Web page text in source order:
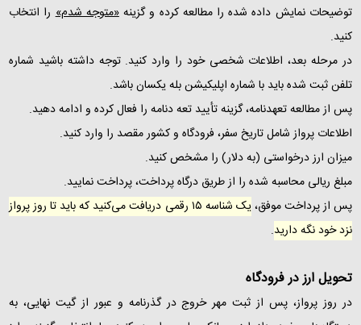
توضیحات نمایش‌ داده‌ شده را مطالعه کرده و گزینه«متوجه شدم»را انتخاب
کنید.
در مرحله بعد، اطلاعات شخصی خود را وارد کنید. توجه داشته باشید شماره
تلفن ثبت‌ شده باید با شماره اپلیکیشن بله یکسان باشد.
پس از مطالعه تعهدنامه، گزینه تأیید تعه دنامه را فعال کرده و ادامه دهید.
اطلاعات پرواز شامل تاریخ سفر، فرودگاه و کشور مقصد را وارد کنید.
میزان ارز درخواستی (به دلار) را مشخص کنید.
مبلغ ریالی محاسبه‌ شده را از طریق درگاه پرداخت، پرداخت نمایید.
پس از پرداخت موفق،
یک شناسه ۱۵ رقمی دریافت می‌کنید که باید تا روز پرواز
نزد خود نگه دارید.
تحویل ارز در فرودگاه
در روز پرواز، پس از ثبت مهر خروج در گذرنامه و عبور از گیت نهایی، به